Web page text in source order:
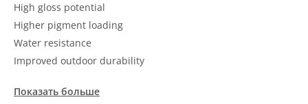
High gloss potential
Higher pigment loading
Water resistance
Improved outdoor durability
Показать больше